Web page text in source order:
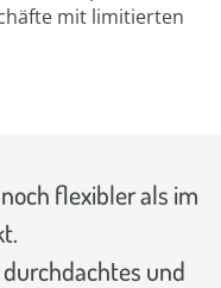
mit limitierten
flexibler als im
und